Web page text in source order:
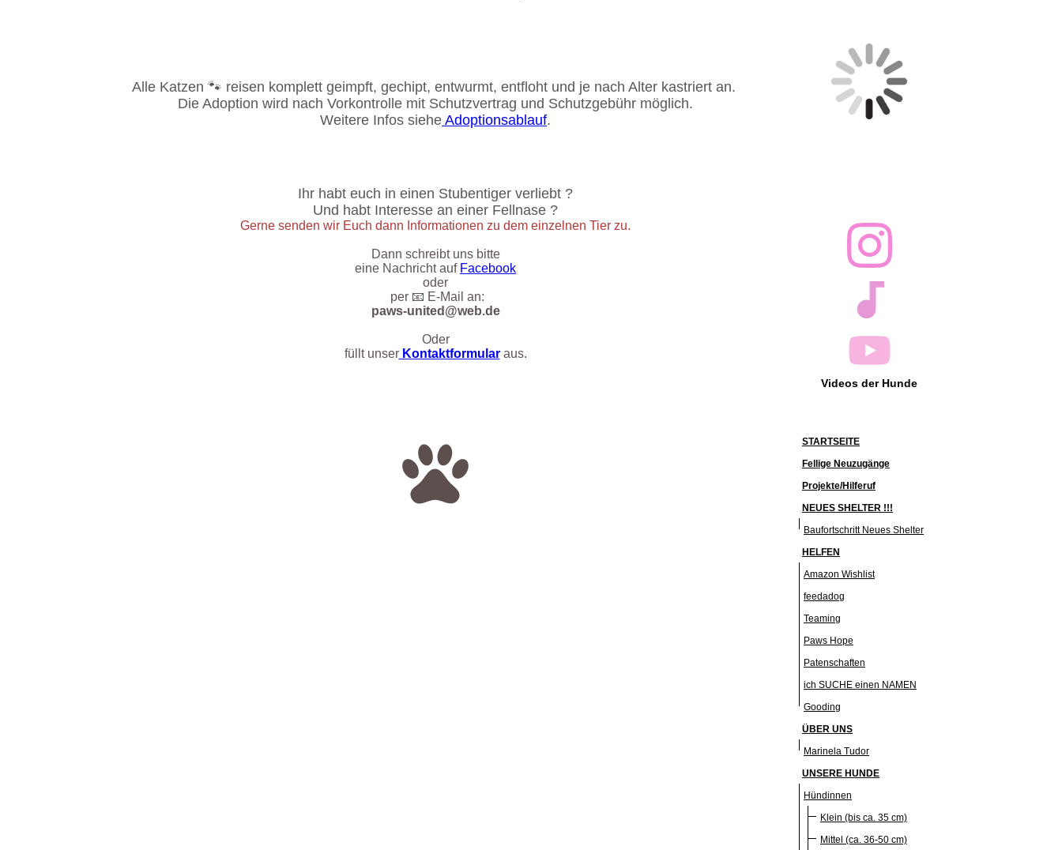
Alle Katzen 🐾 reisen komplett geimpft, gechipt, entwurmt, entfloht und je nach Alter kastriert an.
Die Adoption wird nach Vorkontrolle mit Schutzvertrag und Schutzgebühr möglich.
Weitere Infos siehe Adoptionsablauf.
Ihr habt euch in einen Stubentiger verliebt ?
Und habt Interesse an einer Fellnase ?
Gerne senden wir Euch dann Informationen zu dem einzelnen Tier zu.
Dann schreibt uns bitte
eine Nachricht auf Facebook
oder
per 📧 E-Mail an:
paws-united@web.de
Oder
füllt unserKontaktformularaus.
Videos der Hunde
STARTSEITE
Fellige Neuzugänge
Projekte/Hilferuf
NEUES SHELTER !!!
Baufortschritt Neues Shelter
HELFEN
Amazon Wishlist
feedadog
Teaming
Paws Hope
Patenschaften
ich SUCHE einen NAMEN
Gooding
ÜBER UNS
Marinela Tudor
UNSERE HUNDE
Hündinnen
Klein (bis ca. 35 cm)
Mittel (ca. 36-50 cm)